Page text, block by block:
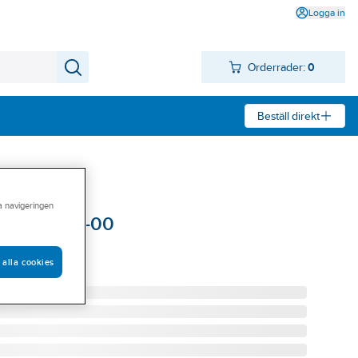
Logga in
Orderrader: 0
Beställ direkt
9019-00
9019-00
navigeringen
alla cookies